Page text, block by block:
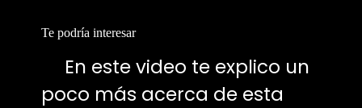
Te podría interesar
En este video te explico un
poco más acerca de esta